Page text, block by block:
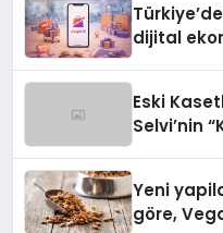
dijital
Eski
Selvi’nin
Yeni
göre,